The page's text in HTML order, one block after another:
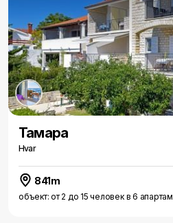
Тамара
Hvar
841m
объект: от 2 до 15 человек в 6